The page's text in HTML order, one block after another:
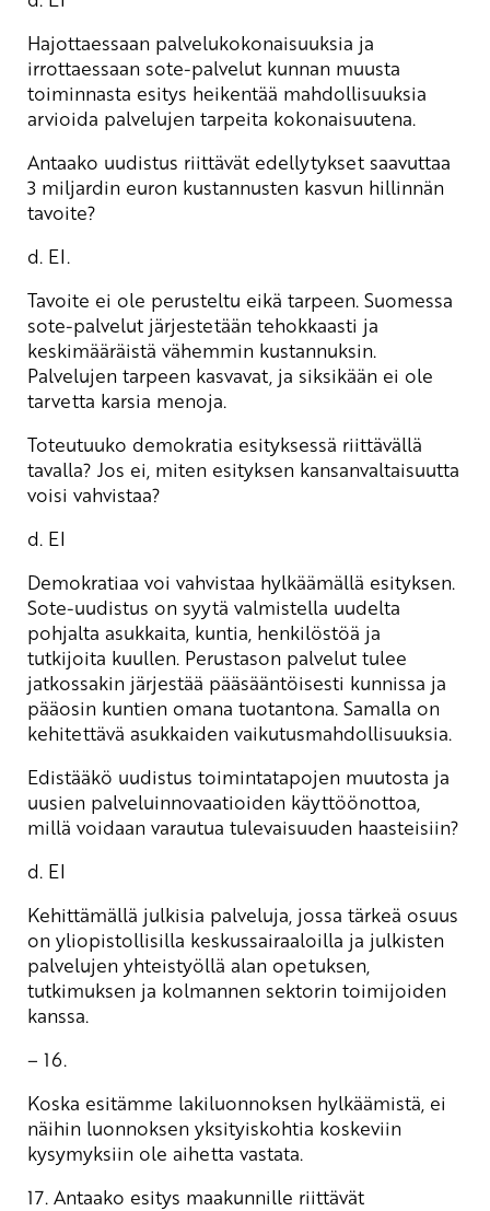
Hajottaessaan palvelukokonaisuuksia ja
irrottaessaan sote-palvelut kunnan muusta
toiminnasta esitys heikentää mahdollisuuksia
arvioida palvelujen tarpeita kokonaisuutena.
Antaako uudistus riittävät edellytykset saavuttaa
3 miljardin euron kustannusten kasvun hillinnän
tavoite?
d. EI.
Tavoite ei ole perusteltu eikä tarpeen. Suomessa
sote-palvelut järjestetään tehokkaasti ja
keskimääräistä vähemmin kustannuksin.
Palvelujen tarpeen kasvavat, ja siksikään ei ole
tarvetta karsia menoja.
Toteutuuko demokratia esityksessä riittävällä
tavalla? Jos ei, miten esityksen kansanvaltaisuutta
voisi vahvistaa?
d. EI
Demokratiaa voi vahvistaa hylkäämällä esityksen.
Sote-uudistus on syytä valmistella uudelta
pohjalta asukkaita, kuntia, henkilöstöä ja
tutkijoita kuullen. Perustason palvelut tulee
jatkossakin järjestää pääsääntöisesti kunnissa ja
pääosin kuntien omana tuotantona. Samalla on
kehitettävä asukkaiden vaikutusmahdollisuuksia.
Edistääkö uudistus toimintatapojen muutosta ja
uusien palveluinnovaatioiden käyttöönottoa,
millä voidaan varautua tulevaisuuden haasteisiin?
d. EI
Kehittämällä julkisia palveluja, jossa tärkeä osuus
on yliopistollisilla keskussairaaloilla ja julkisten
palvelujen yhteistyöllä alan opetuksen,
tutkimuksen ja kolmannen sektorin toimijoiden
kanssa.
– 16.
Koska esitämme lakiluonnoksen hylkäämistä, ei
näihin luonnoksen yksityiskohtia koskeviin
kysymyksiin ole aihetta vastata.
17. Antaako esitys maakunnille riittävät